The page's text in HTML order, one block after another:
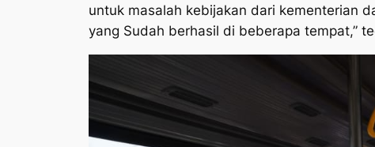
untuk masalah kebijakan dari kementerian
yang Sudah berhasil di beberapa tempat,”